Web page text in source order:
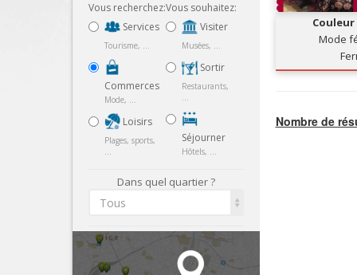
Vous recherchez:
Services
Tourisme, ...
Commerces
Mode, ...
Loisirs
Plages, sports,
...
Vous souhaitez:
Visiter
Musées, ...
Sortir
Restaurants,
...
Séjourner
Hôtels, ...
Dans quel quartier ?
Tous
Couleur
Mode
Nombre de